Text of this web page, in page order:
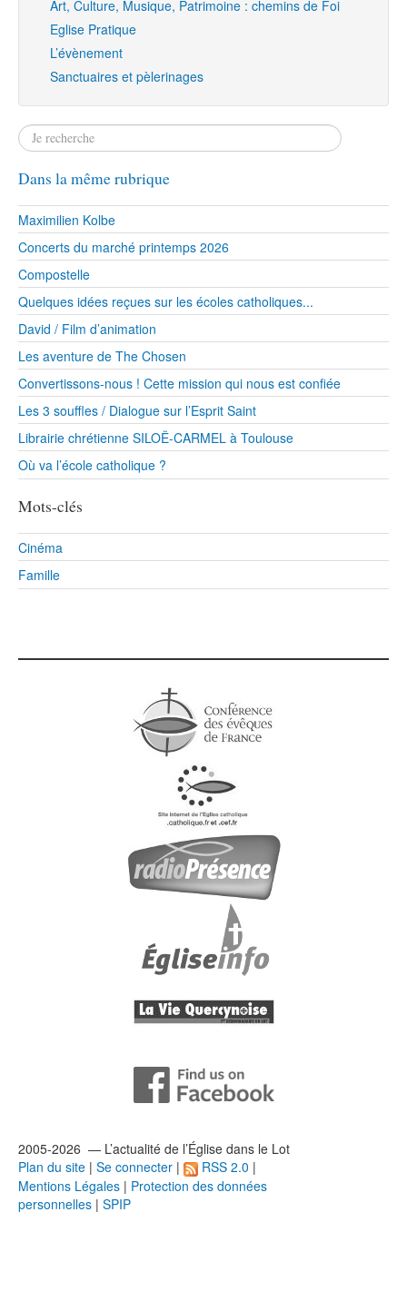
Art, Culture, Musique, Patrimoine : chemins de Foi
Eglise Pratique
L’évènement
Sanctuaires et pèlerinages
Dans la même rubrique
Maximilien Kolbe
Concerts du marché printemps 2026
Compostelle
Quelques idées reçues sur les écoles catholiques...
David / Film d’animation
Les aventure de The Chosen
Convertissons-nous ! Cette mission qui nous est confiée
Les 3 souffles / Dialogue sur l’Esprit Saint
Librairie chrétienne SILOË-CARMEL à Toulouse
Où va l’école catholique ?
Mots-clés
Cinéma
Famille
2005-2026 — L’actualité de l’Église dans le Lot
Plan du site | Se connecter | RSS 2.0 |
Mentions Légales | Protection des données
personnelles | SPIP